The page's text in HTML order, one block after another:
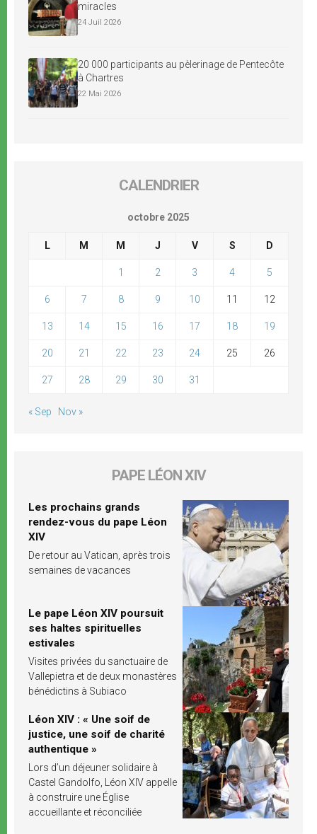
miracles
24 Juil 2026
20 000 participants au pèlerinage de Pentecôte
à Chartres
22 Mai 2026
CALENDRIER
octobre 2025
L M M J V S D
1 2 3 4 5
6 7 8 9 10 11 12
13 14 15 16 17 18 19
20 21 22 23 24 25 26
27 28 29 30 31
« Sep Nov »
PAPE LÉON XIV
Les prochains grands
rendez-vous du pape Léon
XIV
De retour au Vatican, après trois
semaines de vacances
Le pape Léon XIV poursuit
ses haltes spirituelles
estivales
Visites privées du sanctuaire de
Vallepietra et de deux monastères
bénédictins à Subiaco
Léon XIV : « Une soif de
justice, une soif de charité
authentique »
Lors d’un déjeuner solidaire à
Castel Gandolfo, Léon XIV appelle
à construire une Église
accueillante et réconciliée